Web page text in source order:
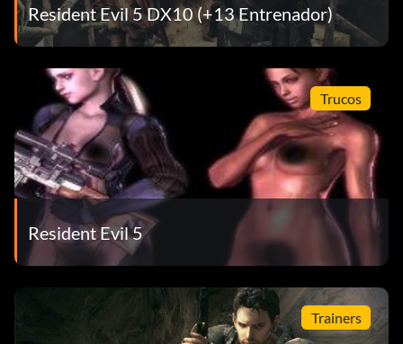
Resident Evil 5 DX10 (+13 Entrenador)
Trucos
Resident Evil 5
Trainers